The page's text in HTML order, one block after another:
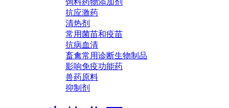
饲料药物添加剂
抗应激药
清热剂
常用菌苗和疫苗
抗病血清
畜禽常用诊断生物制品
影响免疫功能药
兽药原料
抑制剂